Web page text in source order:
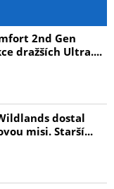
2nd Gen
dražších Ultra....
dostal
misi. Starší...